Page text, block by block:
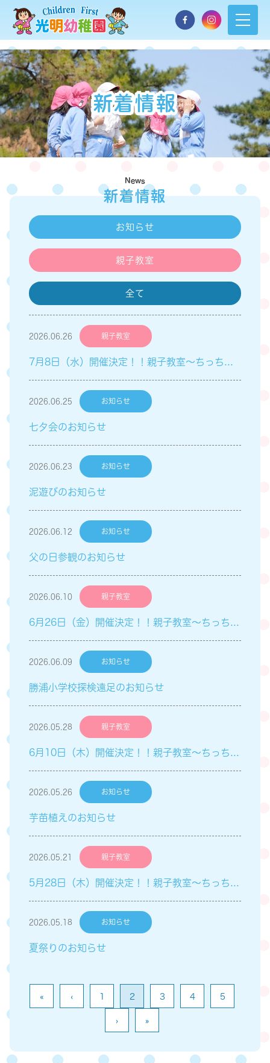
新着情報
News
新着情報
お知らせ
親子教室
全て
2026.06.26 親子教室
7月8日（水）開催決定！！親子教室～ちっちゃい子Club～「英語遊び」のご案内
2026.06.25 お知らせ
七夕会のお知らせ
2026.06.23 お知らせ
泥遊びのお知らせ
2026.06.12 お知らせ
父の日参観のお知らせ
2026.06.10 親子教室
6月26日（金）開催決定！！親子教室～ちっちゃい子Club～「親子遊び」のご案内
2026.06.09 お知らせ
勝浦小学校探検遠足のお知らせ
2026.05.28 親子教室
6月10日（木）開催決定！！親子教室～ちっちゃい子Club～「英語遊び」のご案内
2026.05.26 お知らせ
芋苗植えのお知らせ
2026.05.21 親子教室
5月28日（木）開催決定！！親子教室～ちっちゃい子Club～「英語遊び」のご案内
2026.05.18 お知らせ
夏祭りのお知らせ
« ‹ 1 2 3 4 5
› »